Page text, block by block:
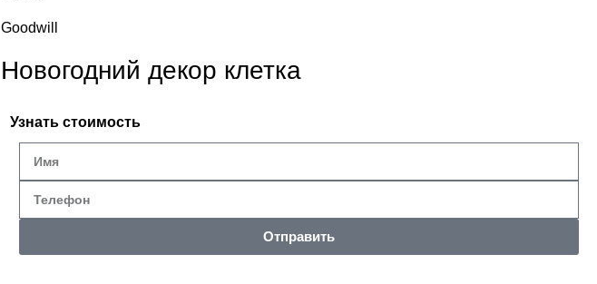
Goodwill
Новогодний декор клетка
Узнать стоимость
Отправить